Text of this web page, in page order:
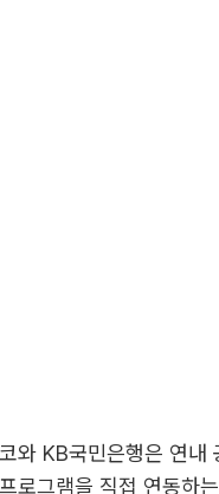
와 KB국민은행은 연
로그램을 직접 연동하